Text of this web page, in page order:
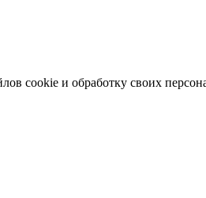
cookie и обработку своих